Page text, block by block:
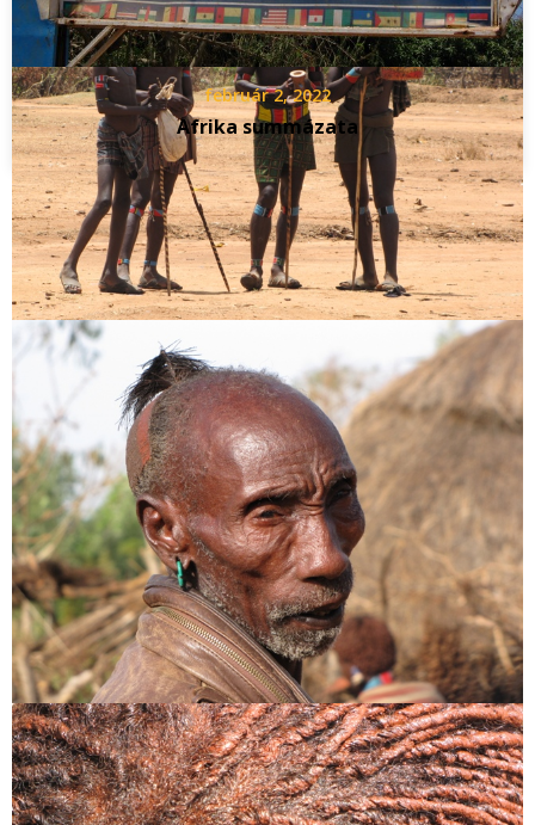
február 2, 2022
Afrika summázata
Vélemény, hozzászólás?
Az e-mail címet nem tesszük közzé. A kötelező mezőket
karakterrel jelöltük
Hozzászólás*
Név*